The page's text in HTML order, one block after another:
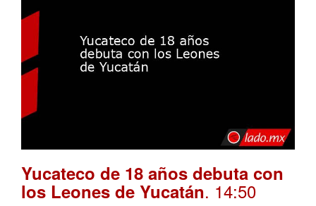
Yucateco de 18 años debuta con
los Leones de Yucatán. 14:50